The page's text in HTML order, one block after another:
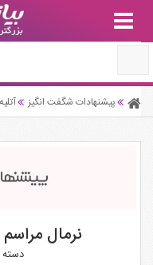
پیشنهادات شگفت انگیز
نرمال مراسم 70 میلیون
دسته